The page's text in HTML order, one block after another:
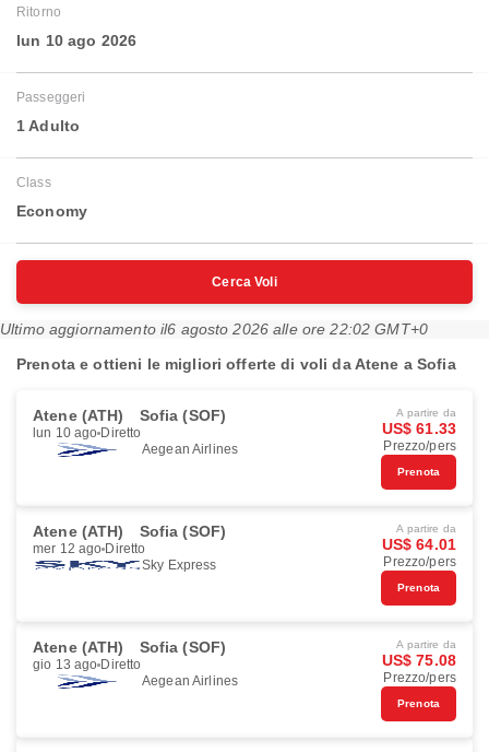
Ritorno
lun 10 ago 2026
Passeggeri
1 Adulto
Class
Economy
Cerca Voli
Ultimo aggiornamento il6 agosto 2026 alle ore 22:02 GMT+0
Prenota e ottieni le migliori offerte di voli da Atene a Sofia
Atene (ATH) Sofia (SOF)
lun 10 ago Diretto
Aegean Airlines
A partire da
US$ 61.33
Prezzo/pers
Prenota
Atene (ATH) Sofia (SOF)
mer 12 ago Diretto
Sky Express
A partire da
US$ 64.01
Prezzo/pers
Prenota
Atene (ATH) Sofia (SOF)
gio 13 ago Diretto
Aegean Airlines
A partire da
US$ 75.08
Prezzo/pers
Prenota